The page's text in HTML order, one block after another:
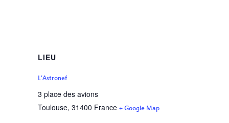
LIEU
L’Astronef
3 place des avions
Toulouse, 31400 France + Google Map